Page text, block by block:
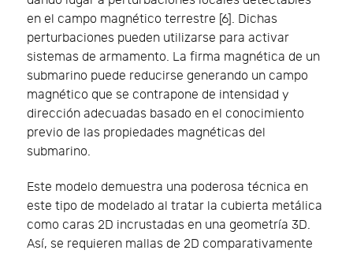
en el campo magnético terrestre [6]. Dichas
perturbaciones pueden utilizarse para activar
sistemas de armamento. La firma magnética de un
submarino puede reducirse generando un campo
magnético que se contrapone de intensidad y
dirección adecuadas basado en el conocimiento
previo de las propiedades magnéticas del
submarino.
Este modelo demuestra una poderosa técnica en
este tipo de modelado al tratar la cubierta metálica
como caras 2D incrustadas en una geometría 3D.
Así, se requieren mallas de 2D comparativamente